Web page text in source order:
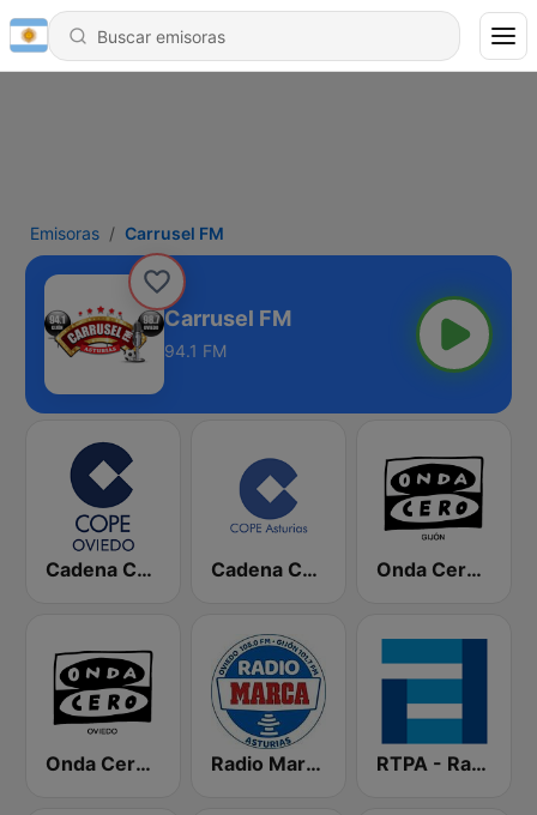
Emisoras Carrusel FM
Carrusel FM
94.1 FM
Cadena COPE Oviedo Cadena COPE Asturias Onda Cero Gijón
Onda Cero Oviedo Radio Marca Asturias RTPA - RadioTelevisión del Principado de Asturias